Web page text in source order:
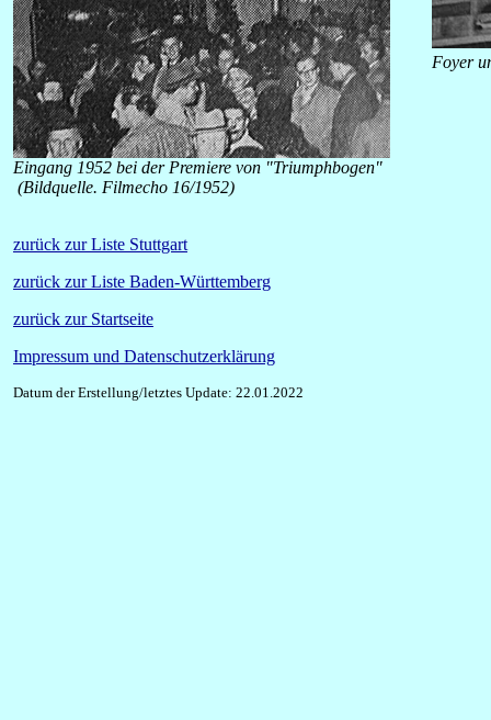
Eingang 1952 bei der Premiere von "Triumphbogen"
(Bildquelle. Filmecho 16/1952)
Foyer
zurück zur Liste Stuttgart
zurück zur Liste Baden-Württemberg
zurück zur Startseite
Impressum und Datenschutzerklärung
Datum der Erstellung/letztes Update: 22.01.2022